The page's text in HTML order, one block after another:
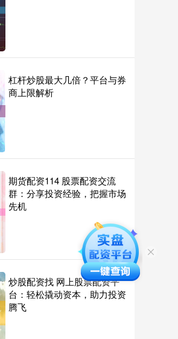
杠杆炒股最大几倍？平台与券
商上限解析
期货配资114 股票配资交流
群：分享投资经验，把握市场
先机
炒股配资找 网上股票配资平
台：轻松撬动资本，助力投资
腾飞